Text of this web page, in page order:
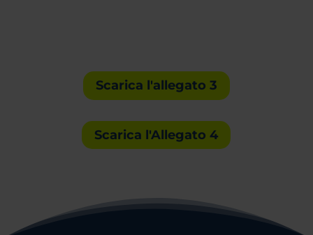
Scarica l'allegato 3
Scarica l'Allegato 4